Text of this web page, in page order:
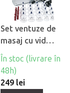
Set ventuze de
masaj cu vid
Fabulo Luxury 19
buc
În stoc (livrare în
48h)
249 lei